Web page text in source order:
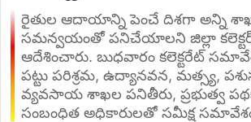
రైతుల ఆదాయాన్ని పెంచే దిశగా అన్ని
సమన్వయంతో పనిచేయాలని జిల్లా
ఆదేశించారు. బుధవారం కలెక్టరేట్
పట్టు పరిశ్రమ, ఉద్యానవన, మత్స్య,
వ్యవసాయ శాఖల పనితీరు, ప్రభుత్వ
సంబంధిత అధికారులతో సమీక్ష